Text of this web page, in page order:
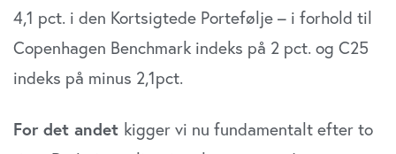
4,1 pct. i den Kortsigtede Portefølje – i forhold til
Copenhagen Benchmark indeks på 2 pct. og C25
indeks på minus 2,1pct.
For det andet kigger vi nu fundamentalt efter to